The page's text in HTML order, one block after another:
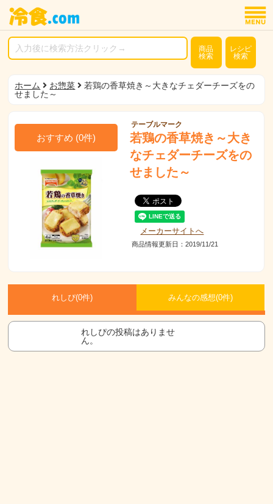
商品
検索
レシピ
検索
ホーム お惣菜
若鶏の香草焼き～大きなチェダーチーズをの
せました～
おすすめ (0件)
テーブルマーク
若鶏の香草焼き～大き
なチェダーチーズをの
せました～
メーカーサイトへ
商品情報更新日：2019/11/21
れしぴ(0件) みんなの感想(0件)
れしぴの投稿はありませ
ん。